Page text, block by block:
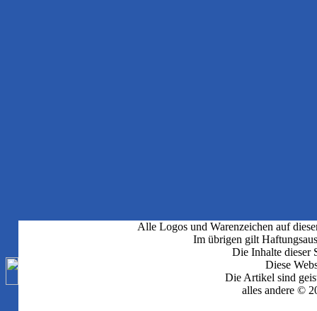
Alle Logos und Warenzeichen auf
Im übrigen gilt
Die Inhalte dieser
Diese
Die Artikel sind
alles andere ©